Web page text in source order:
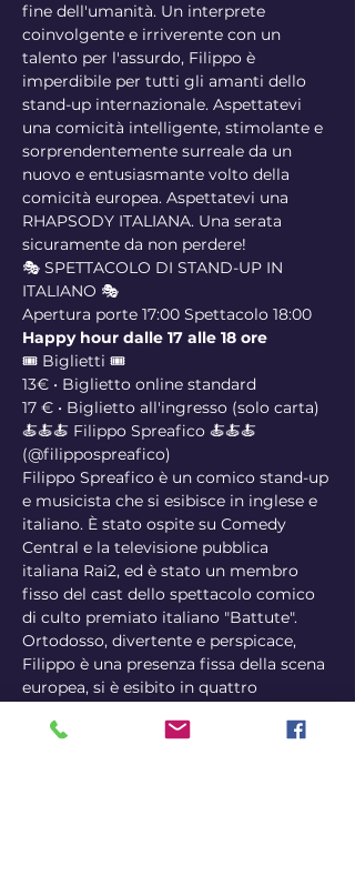
fine dell'umanità. Un interprete
coinvolgente e irriverente con un
talento per l'assurdo, Filippo è
imperdibile per tutti gli amanti dello
stand-up internazionale. Aspettatevi
una comicità intelligente, stimolante e
sorprendentemente surreale da un
nuovo e entusiasmante volto della
comicità europea. Aspettatevi una
RHAPSODY ITALIANA. Una serata
sicuramente da non perdere!
🎭 SPETTACOLO DI STAND-UP IN
ITALIANO 🎭
Apertura porte 17:00 Spettacolo 18:00
Happy hour dalle 17 alle 18 ore
🎟️ Biglietti 🎟️
13€ • Biglietto online standard
17 € • Biglietto all'ingresso (solo carta)
🍝🍝🍝 Filippo Spreafico 🍝🍝🍝
(@filippospreafico)
Filippo Spreafico è un comico stand-up
e musicista che si esibisce in inglese e
italiano. È stato ospite su Comedy
Central e la televisione pubblica
italiana Rai2, ed è stato un membro
fisso del cast dello spettacolo comico
di culto premiato italiano "Battute".
Ortodosso, divertente e perspicace,
Filippo è una presenza fissa della scena
europea, si è esibito in quattro
Fringe di Edimburgo e Adelaide. Tour